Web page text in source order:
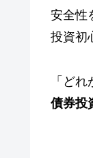
安全性
投資初
「ど
債券投